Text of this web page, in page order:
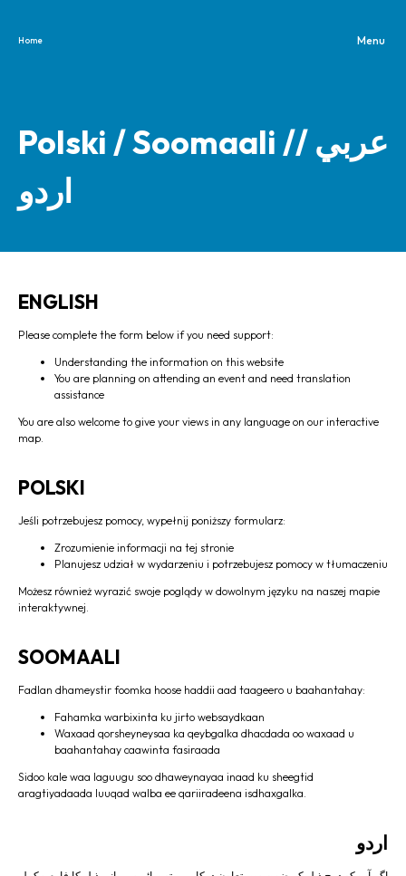
Home
Polski / Soomaali /عربي /
اردو
ENGLISH
Please complete the form below if you need support:
Understanding the information on this website
You are planning on attending an event and need translation
assistance
You are also welcome to give your views in any language on our interactive
map.
POLSKI
Jeśli potrzebujesz pomocy, wypełnij poniższy formularz:
Zrozumienie informacji na tej stronie
Planujesz udział w wydarzeniu i potrzebujesz pomocy w tłumaczeniu
Możesz również wyrazić swoje poglądy w dowolnym języku na naszej mapie
interaktywnej.
SOOMAALI
Fadlan dhameystir foomka hoose haddii aad taageero u baahantahay:
Fahamka warbixinta ku jirto websaydkaan
Waxaad qorsheyneysaa ka qeybgalka dhacdada oo waxaad u
baahantahay caawinta fasiraada
Sidoo kale waa laguugu soo dhaweynayaa inaad ku sheegtid
aragtiyadaada luuqad walba ee qariiradeena isdhaxgalka.
اردو